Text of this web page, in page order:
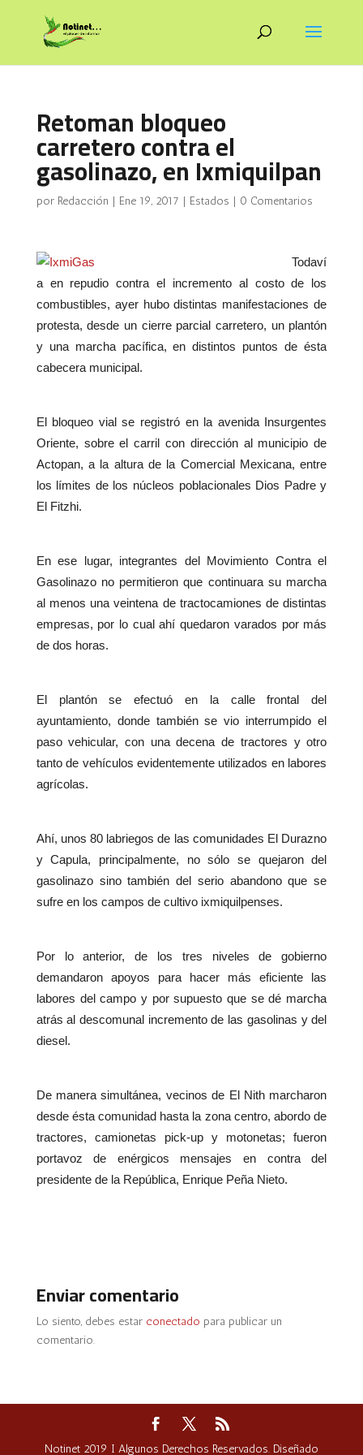
Retoman bloqueo
carretero contra el
gasolinazo, en Ixmiquilpan
por Redacción | Ene 19, 2017 | Estados | 0 Comentarios
Todaví
a en repudio contra el incremento al costo de los
combustibles, ayer hubo distintas manifestaciones de
protesta, desde un cierre parcial carretero, un plantón
y una marcha pacífica, en distintos puntos de ésta
cabecera municipal.
El bloqueo vial se registró en la avenida Insurgentes
Oriente, sobre el carril con dirección al municipio de
Actopan, a la altura de la Comercial Mexicana, entre
los límites de los núcleos poblacionales Dios Padre y
El Fitzhi.
En ese lugar, integrantes del Movimiento Contra el
Gasolinazo no permitieron que continuara su marcha
al menos una veintena de tractocamiones de distintas
empresas, por lo cual ahí quedaron varados por más
de dos horas.
El plantón se efectuó en la calle frontal del
ayuntamiento, donde también se vio interrumpido el
paso vehicular, con una decena de tractores y otro
tanto de vehículos evidentemente utilizados en labores
agrícolas.
Ahí, unos 80 labriegos de las comunidades El Durazno
y Capula, principalmente, no sólo se quejaron del
gasolinazo sino también del serio abandono que se
sufre en los campos de cultivo ixmiquilpenses.
Por lo anterior, de los tres niveles de gobierno
demandaron apoyos para hacer más eficiente las
labores del campo y por supuesto que se dé marcha
atrás al descomunal incremento de las gasolinas y del
diesel.
De manera simultánea, vecinos de El Nith marcharon
desde ésta comunidad hasta la zona centro, abordo de
tractores, camionetas pick-up y motonetas; fueron
portavoz de enérgicos mensajes en contra del
presidente de la República, Enrique Peña Nieto.
Enviar comentario
Lo siento, debes estar conectado para publicar un
comentario.
Notinet 2019 I Algunos Derechos Reservados. Diseñado